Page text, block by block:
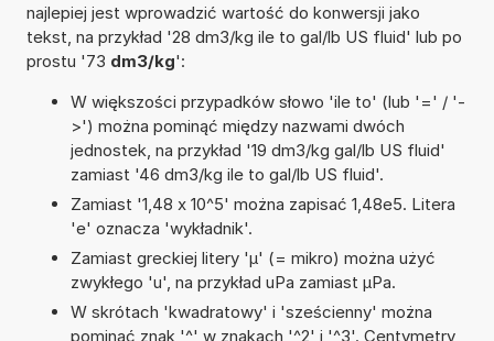
najlepiej jest wprowadzić wartość do konwersji jako
tekst, na przykład '28 dm3/kg ile to gal/lb US fluid' lub po
prostu '73 dm3/kg':
W większości przypadków słowo 'ile to' (lub '=' / '-
>') można pominąć między nazwami dwóch
jednostek, na przykład '19 dm3/kg gal/lb US fluid'
zamiast '46 dm3/kg ile to gal/lb US fluid'.
Zamiast '1,48 x 10^5' można zapisać 1,48e5. Litera
'e' oznacza 'wykładnik'.
Zamiast greckiej litery 'µ' (= mikro) można użyć
zwykłego 'u', na przykład uPa zamiast µPa.
W skrótach 'kwadratowy' i 'sześcienny' można
pominąć znak '^' w znakach '^2' i '^3'. Centymetry